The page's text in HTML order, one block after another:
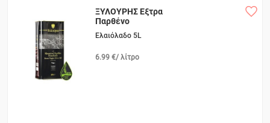
ΞΥΛΟΥΡΗΣ Εξτρα
Παρθένο
Ελαιόλαδο 5L
6.99 €/ λίτρο